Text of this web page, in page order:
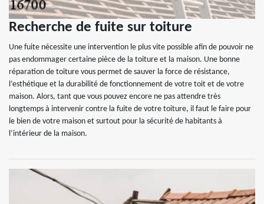
Recherche de fuite sur toiture
Une fuite nécessite une intervention le plus vite possible afin de pouvoir ne
pas endommager certaine pièce de la toiture et la maison. Une bonne
réparation de toiture vous permet de sauver la force de résistance,
l’esthétique et la durabilité de fonctionnement de votre toit et de votre
maison. Alors, tant que vous pouvez encore ne pas attendre très
longtemps à intervenir contre la fuite de votre toiture, il faut le faire pour
le bien de votre maison et surtout pour la sécurité de habitants à
l’intérieur de la maison.